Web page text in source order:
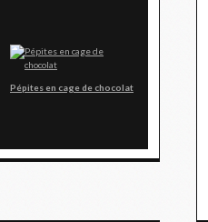
Pépites en cage de chocolat